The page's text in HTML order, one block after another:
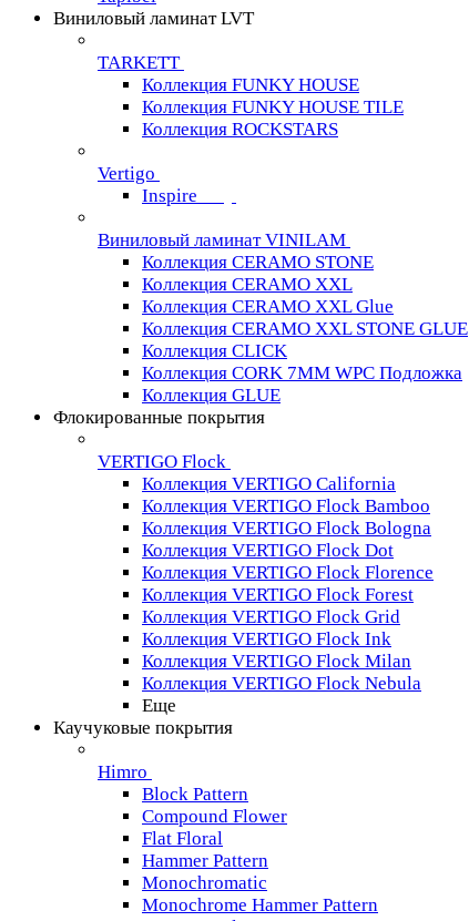
Виниловый ламинат LVT
TARKETT
Коллекция FUNKY HOUSE
Коллекция FUNKY HOUSE TILE
Коллекция ROCKSTARS
Vertigo
Inspire
Виниловый ламинат VINILAM
Коллекция CERAMO STONE
Коллекция CERAMO XXL
Коллекция CERAMO XXL Glue
Коллекция CERAMO XXL STONE GLUE
Коллекция CLICK
Коллекция CORK 7MM WPC Подложка
Коллекция GLUE
Флокированные покрытия
VERTIGO Flock
Коллекция VERTIGO California
Коллекция VERTIGO Flock Bamboo
Коллекция VERTIGO Flock Bologna
Коллекция VERTIGO Flock Dot
Коллекция VERTIGO Flock Florence
Коллекция VERTIGO Flock Forest
Коллекция VERTIGO Flock Grid
Коллекция VERTIGO Flock Ink
Коллекция VERTIGO Flock Milan
Коллекция VERTIGO Flock Nebula
Еще
Каучуковые покрытия
Himro
Block Pattern
Compound Flower
Flat Floral
Hammer Pattern
Monochromatic
Monochrome Hammer Pattern